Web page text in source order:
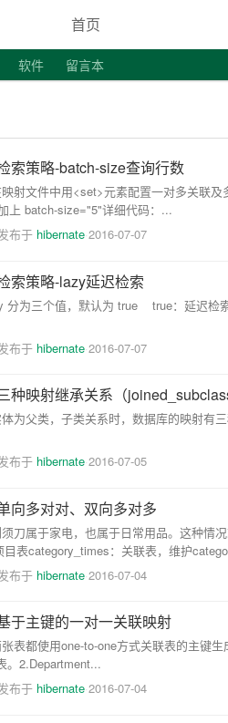
说易事
首页
软件 留言本
索策略-batch-size查询行数
射文件中用<set>元素配置一对多关联
上 batch-size="5"详细代码：...
布于 hibernate 2016-07-07
索策略-lazy延迟检索
分为三个值，默认为 true true：延迟
布于 hibernate 2016-07-07
种映射继承关系（
体为父类，子类关系时，数据库的映
布于 hibernate 2016-07-05
向多对对、双向多对多
刀属于家电，也属于日常用品。这种情
目表category_times：关联表，维护
布于 hibernate 2016-07-04
于主键的一对一关联映射
表都使用one-to-one方式关联表的主键
。2.Department...
布于 hibernate 2016-07-04